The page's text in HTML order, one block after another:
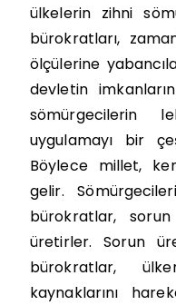
ülkelerin zihni
bürokratları,
ölçülerine
devletin
sömürgecilerin
uygulamayı bir
Böylece millet,
gelir.
bürokratlar,
üretirler. Sorun
bürokratlar,
kaynaklarını